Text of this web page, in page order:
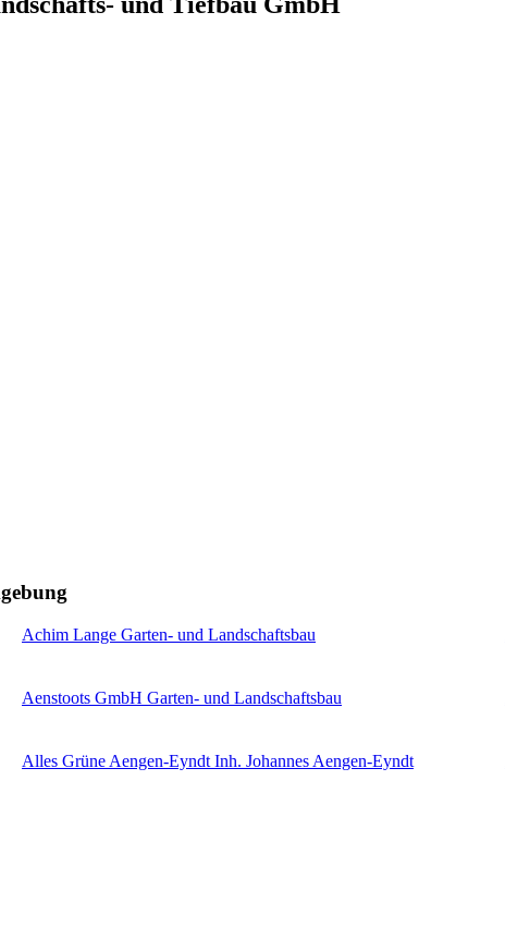
Achim Lange Garten- und Landschaftsbau
Aenstoots GmbH Garten- und Landschaftsbau
Alles Grüne Aengen-Eyndt Inh. Johannes Aengen-Eyndt